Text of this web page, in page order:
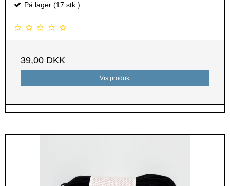
På lager (17 stk.)
39,00 DKK
Vis produkt